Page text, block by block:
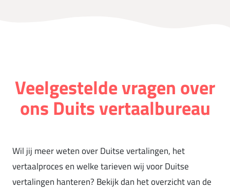
Veelgestelde vragen over
ons Duits vertaalbureau
Wil jij meer weten over Duitse vertalingen, het
vertaalproces en welke tarieven wij voor Duitse
vertalingen hanteren? Bekijk dan het overzicht van de